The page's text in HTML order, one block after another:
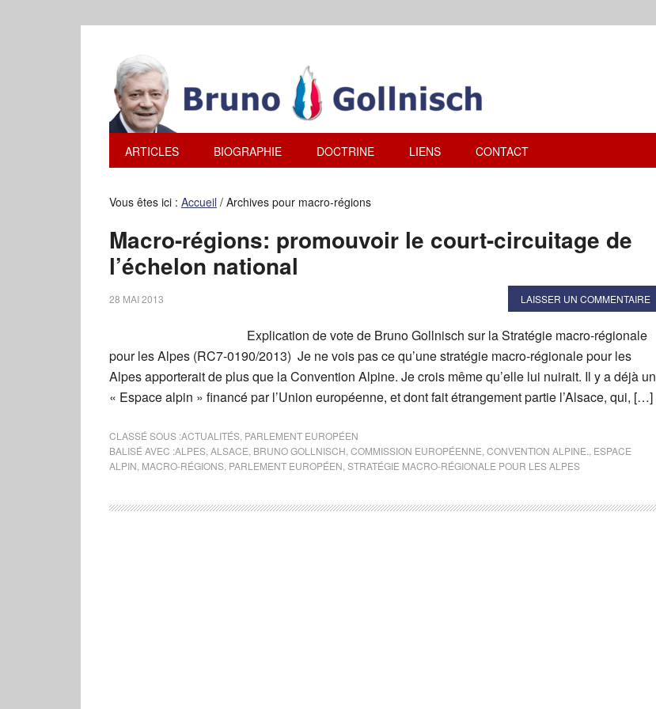
ARTICLES BIOGRAPHIE DOCTRINE LIENS CONTACT
Vous êtes ici : Accueil / Archives pour macro-régions
Macro-régions: promouvoir le court-circuitage de
l’échelon national
28 MAI 2013 LAISSER UN COMMENTAIRE
Explication de vote de Bruno Gollnisch sur la Stratégie macro-régionale
pour les Alpes (RC7-0190/2013) Je ne vois pas ce qu’une stratégie macro-régionale pour les
Alpes apporterait de plus que la Convention Alpine. Je crois même qu’elle lui nuirait. Il y a déjà un
« Espace alpin » financé par l’Union européenne, et dont fait étrangement partie l’Alsace, qui, […]
CLASSÉ SOUS :ACTUALITÉS PARLEMENT EUROPÉEN
BALISÉ AVEC :ALPES ALSACE BRUNO GOLLNISCH COMMISSION EUROPÉENNE CONVENTION ALPINE.
ESPACE
ALPIN MACRO-RÉGIONS PARLEMENT EUROPÉEN STRATÉGIE MACRO-RÉGIONALE POUR LES ALPES